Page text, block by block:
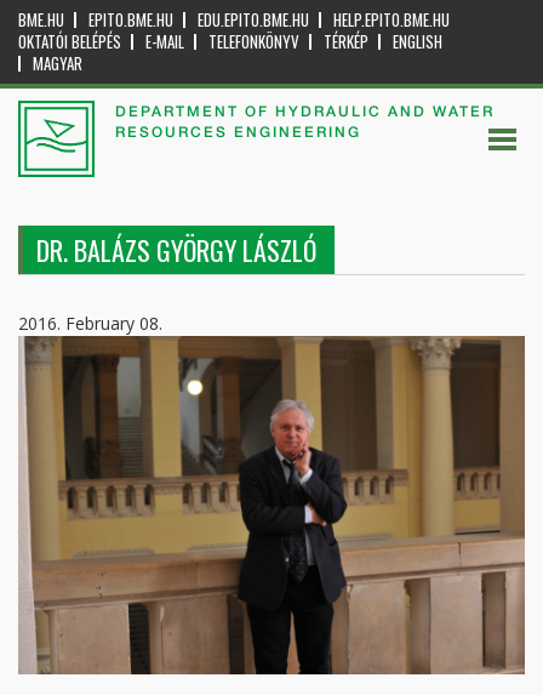
BME.HU EPITO.BME.HU EDU.EPITO.BME.HU
HELP.EPITO.BME.HU
OKTATÓI BELÉPÉS
E-MAIL TELEFONKÖNYV TÉRKÉP
ENGLISH
MAGYAR
DEPARTMENT OF HYDRAULIC AND WATER
RESOURCES ENGINEERING
DR. BALÁZS GYÖRGY LÁSZLÓ
2016. February 08.